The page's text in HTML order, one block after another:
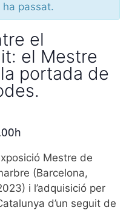
passat.
el
el Mestre
portada de
Mestre de
(Barcelona,
i l’adquisició per
d’un seguit de